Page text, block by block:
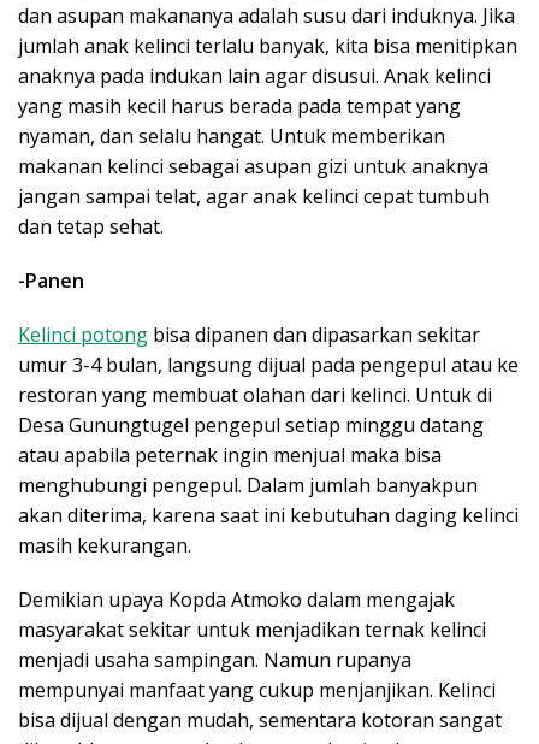
dan asupan makananya adalah susu dari induknya. Jika
jumlah anak kelinci terlalu banyak, kita bisa menitipkan
anaknya pada indukan lain agar disusui. Anak kelinci
yang masih kecil harus berada pada tempat yang
nyaman, dan selalu hangat. Untuk memberikan
makanan kelinci sebagai asupan gizi untuk anaknya
jangan sampai telat, agar anak kelinci cepat tumbuh
dan tetap sehat.
-Panen
Kelinci potong bisa dipanen dan dipasarkan sekitar
umur 3-4 bulan, langsung dijual pada pengepul atau ke
restoran yang membuat olahan dari kelinci. Untuk di
Desa Gunungtugel pengepul setiap minggu datang
atau apabila peternak ingin menjual maka bisa
menghubungi pengepul. Dalam jumlah banyakpun
akan diterima, karena saat ini kebutuhan daging kelinci
masih kekurangan.
Demikian upaya Kopda Atmoko dalam mengajak
masyarakat sekitar untuk menjadikan ternak kelinci
menjadi usaha sampingan. Namun rupanya
mempunyai manfaat yang cukup menjanjikan. Kelinci
bisa dijual dengan mudah, sementara kotoran sangat